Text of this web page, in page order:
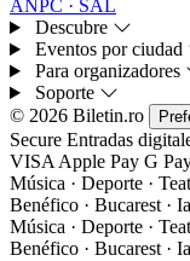
ANPC · SAL
Descubre
Eventos por ciudad
Para organizadores
Soporte
© 2026 Biletin.ro
Secure Entradas
VISA Apple Pay G
Música · Deporte ·
Benéfico · Bucarest ·
Música · Deporte ·
Benéfico · Bucarest ·